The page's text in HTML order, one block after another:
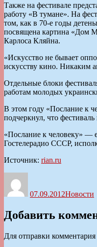
Также на фестивале
работу «В тумане». На
том, как в 70-е годы
посвящена картина «Дом
Карлоса Кляйна.
«Искусство не бывает
искусству кино. Никаким
Отдельные блоки
работам молодых
В этом году «Послание к
подчеркнул, что
«Послание к человеку» —
Гостелерадио СССР,
Источник: rian.ru
07.09.2012Новости
Добавить
Для отправки